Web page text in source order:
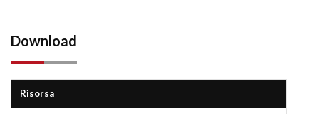
Download
Risorsa